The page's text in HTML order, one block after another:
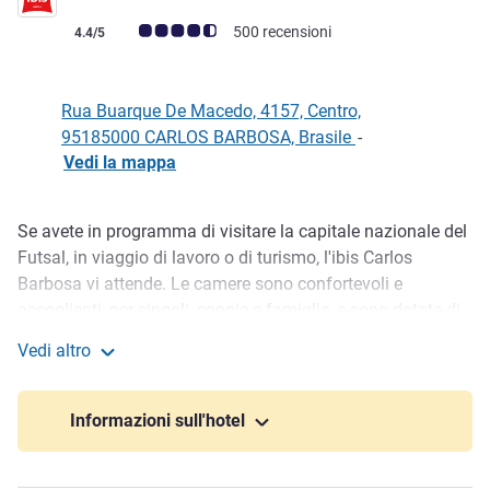
Giudizio clienti (Valutazione ALL)
4.4/5 500 recensioni
Rua Buarque De Macedo, 4157, Centro,
95185000 CARLOS BARBOSA, Brasile -
Vedi la mappa
Descrizione
Se avete in programma di visitare la capitale nazionale del
Futsal, in viaggio di lavoro o di turismo, l'ibis Carlos
Barbosa vi attende. Le camere sono confortevoli e
colazione opzionale con piatti vari. Per spuntini e bevande,
il bar è aperto 24/7. Inoltre l'hotel dispone di spazio per
bambini e parcheggio. Il vostro cane è il benvenuto, a
Approfittate dell'opportunità di scoprire di più della Serra
Vedi altro
Informazioni sull'hotel